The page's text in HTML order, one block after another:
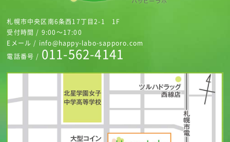
札幌市中央区南6条西17丁目2-1 1F
受付時間 / 9:00～17:00
Eメール / info@happy-labo-sapporo.com
電話番号 / 011-562-4141